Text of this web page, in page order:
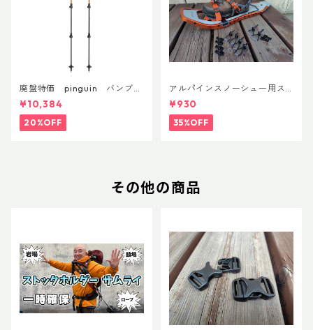
廃盤特価 pinguin バンブー
FLフォーム(ペア)
¥10,384
20%OFF
アルパインスノーシュー用ス
トラップキャッチ(ペア)
¥930
35%OFF
その他の商品